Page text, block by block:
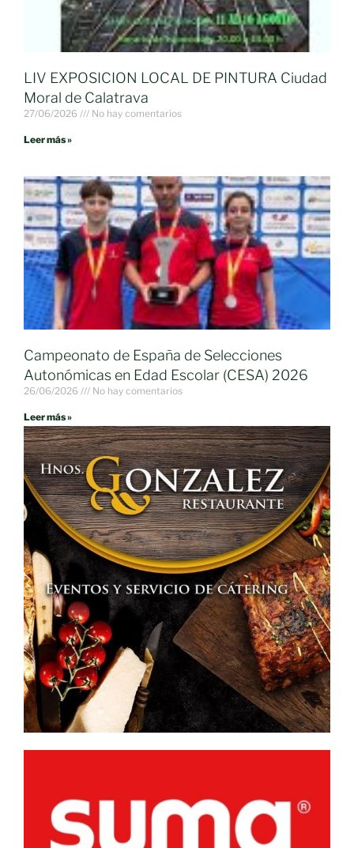
LIV EXPOSICION LOCAL DE PINTURA Ciudad
Moral de Calatrava
27/06/2026 No hay comentarios
Leer más »
Campeonato de España de Selecciones
Autonómicas en Edad Escolar (CESA) 2026
26/06/2026 No hay comentarios
Leer más »